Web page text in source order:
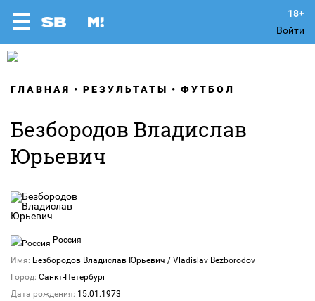
Войти
ГЛАВНАЯ РЕЗУЛЬТАТЫ ФУТБОЛ
Безбородов Владислав
Юрьевич
Россия
Имя: Безбородов Владислав Юрьевич / Vladislav Bezborodov
Город: Санкт-Петербург
Дата рождения: 15.01.1973